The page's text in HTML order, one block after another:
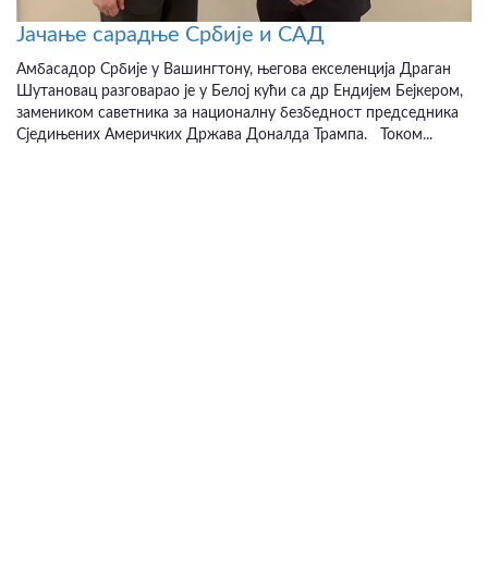
Јачање сарадње Србије и САД
Амбасадор Србије у Вашингтону, његова екселенција Драган
Шутановац разговарао је у Белој кући са др Ендијем Бејкером,
замеником саветника за националну безбедност председника
Сједињених Америчких Држава Доналда Трампа. Током...